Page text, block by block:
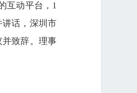
互动平台，1
话，深圳市
致辞。理事